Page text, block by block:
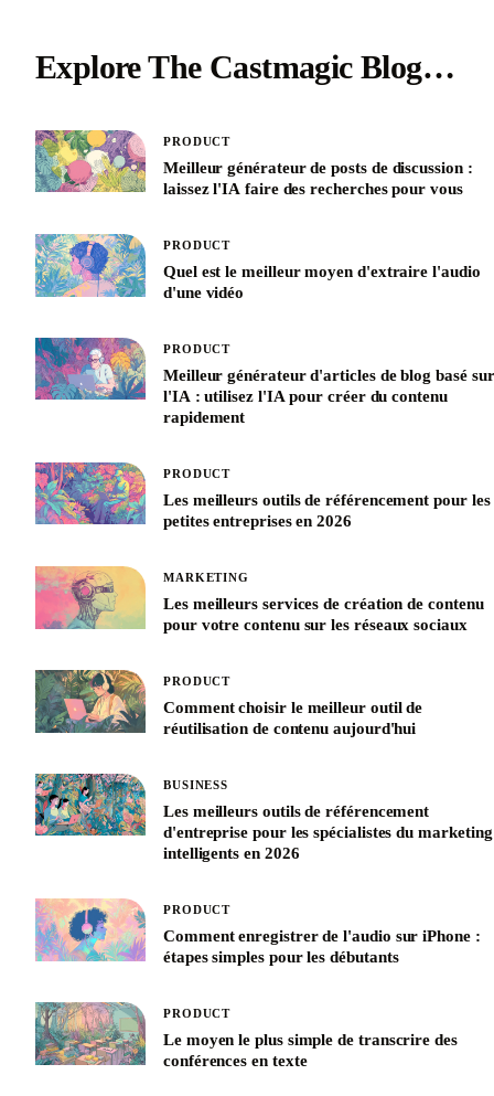
Explore The Castmagic Blog…
PRODUCT
Meilleur générateur de posts de discussion :
laissez l'IA faire des recherches pour vous
PRODUCT
Quel est le meilleur moyen d'extraire l'audio
d'une vidéo
PRODUCT
Meilleur générateur d'articles de blog basé sur
l'IA : utilisez l'IA pour créer du contenu
rapidement
PRODUCT
Les meilleurs outils de référencement pour les
petites entreprises en 2026
MARKETING
Les meilleurs services de création de contenu
pour votre contenu sur les réseaux sociaux
PRODUCT
Comment choisir le meilleur outil de
réutilisation de contenu aujourd'hui
BUSINESS
Les meilleurs outils de référencement
d'entreprise pour les spécialistes du marketing
intelligents en 2026
PRODUCT
Comment enregistrer de l'audio sur iPhone :
étapes simples pour les débutants
PRODUCT
Le moyen le plus simple de transcrire des
conférences en texte